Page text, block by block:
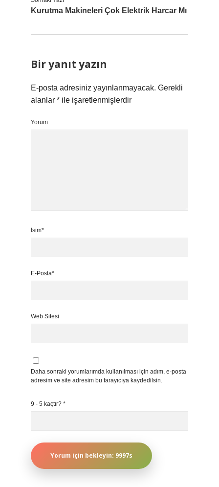
Kurutma Makineleri Çok Elektrik Harcar Mı
Bir yanıt yazın
E-posta adresiniz yayınlanmayacak. Gerekli
alanlar * ile işaretlenmişlerdir
Yorum
İsim*
E-Posta*
Web Sitesi
Daha sonraki yorumlarımda kullanılması için adım, e-posta
adresim ve site adresim bu tarayıcıya kaydedilsin.
9 - 5 kaçtır? *